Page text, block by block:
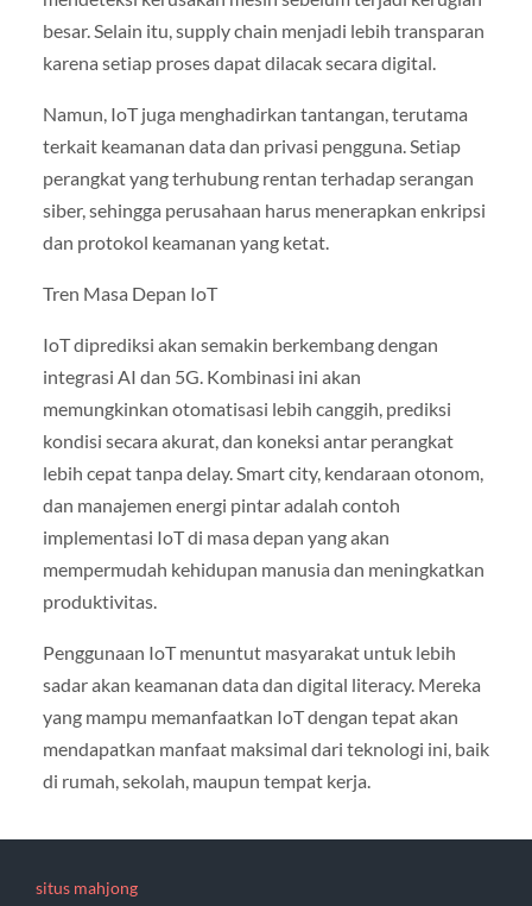
besar. Selain itu, supply chain menjadi lebih transparan
karena setiap proses dapat dilacak secara digital.
Namun, IoT juga menghadirkan tantangan, terutama
terkait keamanan data dan privasi pengguna. Setiap
perangkat yang terhubung rentan terhadap serangan
siber, sehingga perusahaan harus menerapkan enkripsi
dan protokol keamanan yang ketat.
Tren Masa Depan IoT
IoT diprediksi akan semakin berkembang dengan
integrasi AI dan 5G. Kombinasi ini akan
memungkinkan otomatisasi lebih canggih, prediksi
kondisi secara akurat, dan koneksi antar perangkat
lebih cepat tanpa delay. Smart city, kendaraan otonom,
dan manajemen energi pintar adalah contoh
implementasi IoT di masa depan yang akan
mempermudah kehidupan manusia dan meningkatkan
produktivitas.
Penggunaan IoT menuntut masyarakat untuk lebih
sadar akan keamanan data dan digital literacy. Mereka
yang mampu memanfaatkan IoT dengan tepat akan
mendapatkan manfaat maksimal dari teknologi ini, baik
di rumah, sekolah, maupun tempat kerja.
situs mahjong